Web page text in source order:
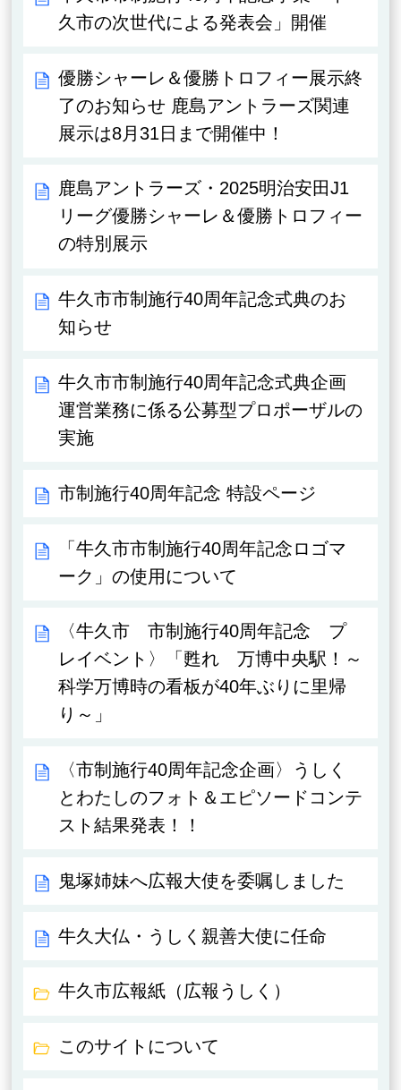
久市の次世代による発表会」開催
優勝シャーレ＆優勝トロフィー展示終
了のお知らせ 鹿島アントラーズ関連
展示は8月31日まで開催中！
鹿島アントラーズ・2025明治安田J1
リーグ優勝シャーレ＆優勝トロフィー
の特別展示
牛久市市制施行40周年記念式典のお
知らせ
牛久市市制施行40周年記念式典企画
運営業務に係る公募型プロポーザルの
実施
市制施行40周年記念 特設ページ
「牛久市市制施行40周年記念ロゴマ
ーク」の使用について
〈牛久市 市制施行40周年記念 プ
レイベント〉「甦れ 万博中央駅！～
科学万博時の看板が40年ぶりに里帰
り～」
〈市制施行40周年記念企画〉うしく
とわたしのフォト＆エピソードコンテ
スト結果発表！！
鬼塚姉妹へ広報大使を委嘱しました
牛久大仏・うしく親善大使に任命
牛久市広報紙（広報うしく）
このサイトについて